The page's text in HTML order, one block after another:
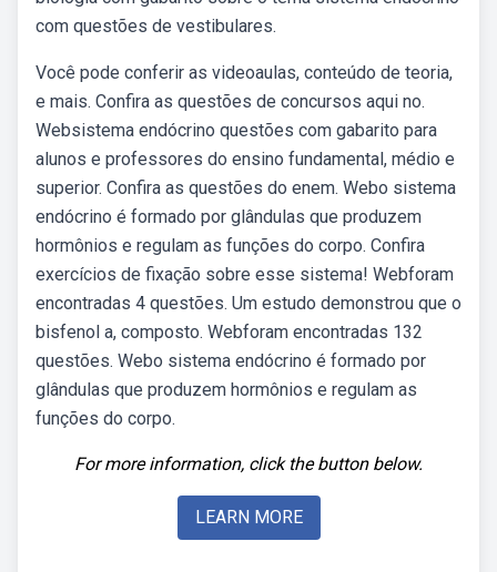
com questões de vestibulares.
Você pode conferir as videoaulas, conteúdo de teoria,
e mais. Confira as questões de concursos aqui no.
Websistema endócrino questões com gabarito para
alunos e professores do ensino fundamental, médio e
superior. Confira as questões do enem. Webo sistema
endócrino é formado por glândulas que produzem
hormônios e regulam as funções do corpo. Confira
exercícios de fixação sobre esse sistema! Webforam
encontradas 4 questões. Um estudo demonstrou que o
bisfenol a, composto. Webforam encontradas 132
questões. Webo sistema endócrino é formado por
glândulas que produzem hormônios e regulam as
funções do corpo.
For more information, click the button below.
LEARN MORE